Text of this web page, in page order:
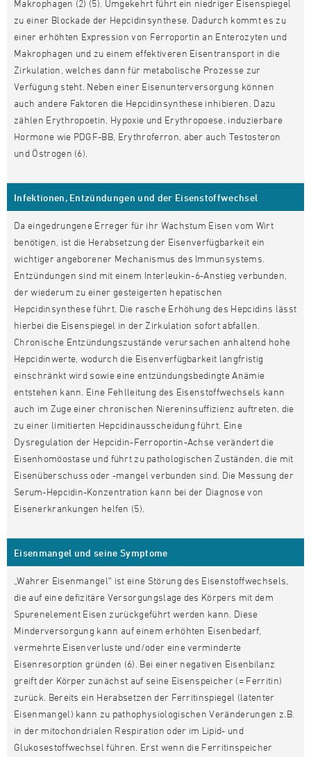
Makrophagen (2) (5). Umgekehrt führt ein niedriger Eisenspiegel
zu einer Blockade der Hepcidinsynthese. Dadurch kommt es zu
einer erhöhten Expression von Ferroportin an Enterozyten und
Makrophagen und zu einem effektiveren Eisentransport in die
Zirkulation, welches dann für metabolische Prozesse zur
Verfügung steht. Neben einer Eisenunterversorgung können
auch andere Faktoren die Hepcidinsynthese inhibieren. Dazu
zählen Erythropoetin, Hypoxie und Erythropoese, induzierbare
Hormone wie PDGF-BB, Erythroferron, aber auch Testosteron
und Östrogen (6).
Infektionen, Entzündungen und der Eisenstoffwechsel
Da eingedrungene Erreger für ihr Wachstum Eisen vom Wirt
benötigen, ist die Herabsetzung der Eisenverfügbarkeit ein
wichtiger angeborener Mechanismus des Immunsystems.
Entzündungen sind mit einem Interleukin-6-Anstieg verbunden,
der wiederum zu einer gesteigerten hepatischen
Hepcidinsynthese führt. Die rasche Erhöhung des Hepcidins lässt
hierbei die Eisenspiegel in der Zirkulation sofort abfallen.
Chronische Entzündungszustände verursachen anhaltend hohe
Hepcidinwerte, wodurch die Eisenverfügbarkeit langfristig
einschränkt wird sowie eine entzündungsbedingte Anämie
entstehen kann. Eine Fehlleitung des Eisenstoffwechsels kann
auch im Zuge einer chronischen Niereninsuffizienz auftreten, die
zu einer limitierten Hepcidinausscheidung führt. Eine
Dysregulation der Hepcidin-Ferroportin-Achse verändert die
Eisenhomöostase und führt zu pathologischen Zuständen, die mit
Eisenüberschuss oder -mangel verbunden sind. Die Messung der
Serum-Hepcidin-Konzentration kann bei der Diagnose von
Eisenerkrankungen helfen (5).
Eisenmangel und seine Symptome
„Wahrer Eisenmangel“ ist eine Störung des Eisenstoffwechsels,
die auf eine defizitäre Versorgungslage des Körpers mit dem
Spurenelement Eisen zurückgeführt werden kann. Diese
Minderversorgung kann auf einem erhöhten Eisenbedarf,
vermehrte Eisenverluste und/oder eine verminderte
Eisenresorption gründen (6). Bei einer negativen Eisenbilanz
greift der Körper zunächst auf seine Eisenspeicher (= Ferritin)
zurück. Bereits ein Herabsetzen der Ferritinspiegel (latenter
Eisenmangel) kann zu pathophysiologischen Veränderungen z.B.
in der mitochondrialen Respiration oder im Lipid- und
Glukosestoffwechsel führen. Erst wenn die Ferritinspeicher